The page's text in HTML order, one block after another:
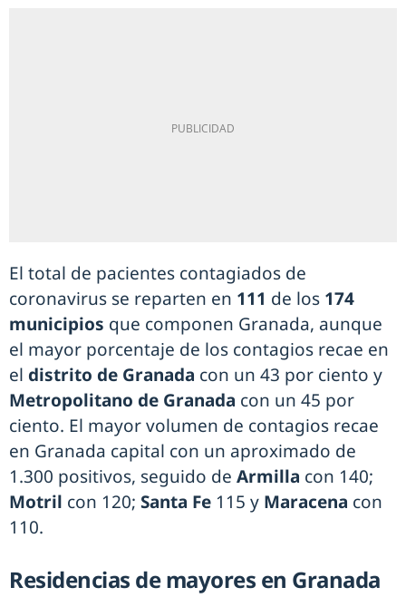
El total de pacientes contagiados de
coronavirus se reparten en 111 de los 174
municipios que componen Granada, aunque
el mayor porcentaje de los contagios recae en
el distrito de Granada con un 43 por ciento y
Metropolitano de Granada con un 45 por
ciento. El mayor volumen de contagios recae
en Granada capital con un aproximado de
1.300 positivos, seguido de Armilla con 140;
Motril con 120; Santa Fe 115 y Maracena con
110.
Residencias de mayores en Granada